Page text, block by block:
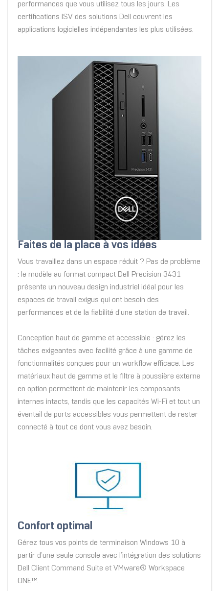
performances que vous utilisez tous les jours. Les
certifications ISV des solutions Dell couvrent les
applications logicielles indépendantes les plus utilisées.
Faites de la place à vos idées
Vous travaillez dans un espace réduit ? Pas de problème
: le modèle au format compact Dell Precision 3431
présente un nouveau design industriel idéal pour les
espaces de travail exigus qui ont besoin des
performances et de la fiabilité d’une station de travail.
Conception haut de gamme et accessible : gérez les
tâches exigeantes avec facilité grâce à une gamme de
fonctionnalités conçues pour un workflow efficace. Les
matériaux haut de gamme et le filtre à poussière externe
en option permettent de maintenir les composants
internes intacts, tandis que les capacités Wi-Fi et tout un
éventail de ports accessibles vous permettent de rester
connecté à tout ce dont vous avez besoin.
Confort optimal
Gérez tous vos points de terminaison Windows 10 à
partir d’une seule console avec l’intégration des solutions
Dell Client Command Suite et VMware® Workspace
ONE™.